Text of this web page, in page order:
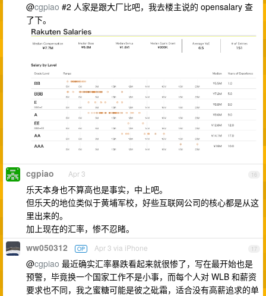
@cgpiao #2 人家是跟大厂比吧，我去楼主说的 opensalary 查
了下。
16
cgpiao Apr 3
乐天本身也不算高也是事实，中上吧。
但乐天的地位类似于黄埔军校，好些互联网公司的核心都是从这
里出来的。
加上现在的汇率，惨不忍睹。
17
ww050312 OP Apr 3 via iPhone
@cgpiao 最近确实汇率暴跌看起来就很惨了，写在最开始也是
预警，毕竟换一个国家工作不是小事，而每个人对 WLB 和薪资
要求也不同，我之蜜糖可能是彼之砒霜，适合没有高薪追求的单